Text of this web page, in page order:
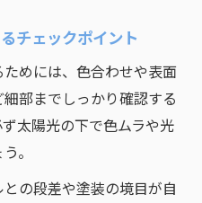
チェックポイント
めには、色合わせや表面
部までしっかり確認する
太陽光の下で色ムラや光
。
の段差や塗装の境目が自